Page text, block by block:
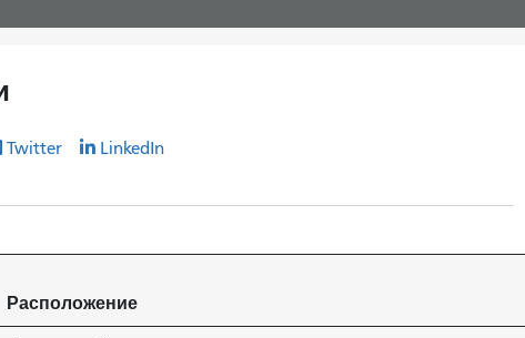
Twitter LinkedIn
Расположение